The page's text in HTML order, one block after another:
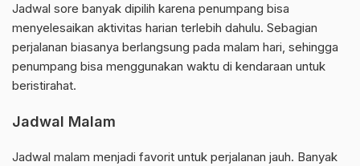
Jadwal sore banyak dipilih karena penumpang bisa
menyelesaikan aktivitas harian terlebih dahulu. Sebagian
perjalanan biasanya berlangsung pada malam hari, sehingga
penumpang bisa menggunakan waktu di kendaraan untuk
beristirahat.
Jadwal Malam
Jadwal malam menjadi favorit untuk perjalanan jauh. Banyak